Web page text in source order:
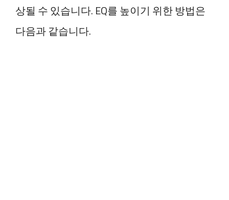
상될 수 있습니다. EQ를 높이기 위한 방법은
다음과 같습니다.